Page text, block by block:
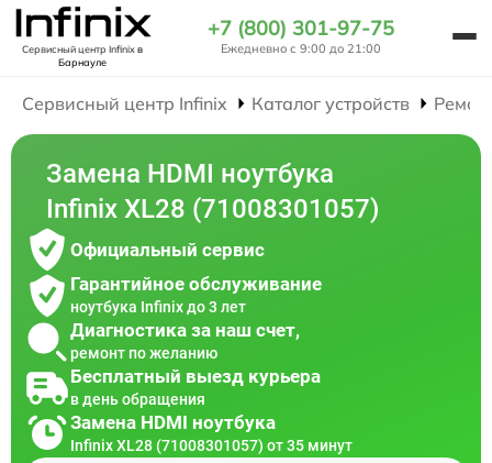
Сервисный центр Infinixв
Барнауле
+7 (800) 301-97-75
Ежедневно с 9:00 до 21:00
Сервисный центр Infinix Каталог устройств
Замена HDMI ноутбука
Infinix XL28 (71008301057)
Официальный сервис
Гарантийное обслуживание
ноутбука Infinix до 3 лет
Диагностика за наш счет,
ремонт по желанию
Бесплатный выезд курьера
в день обращения
Замена HDMI ноутбука
Infinix XL28 (71008301057) от 35 минут